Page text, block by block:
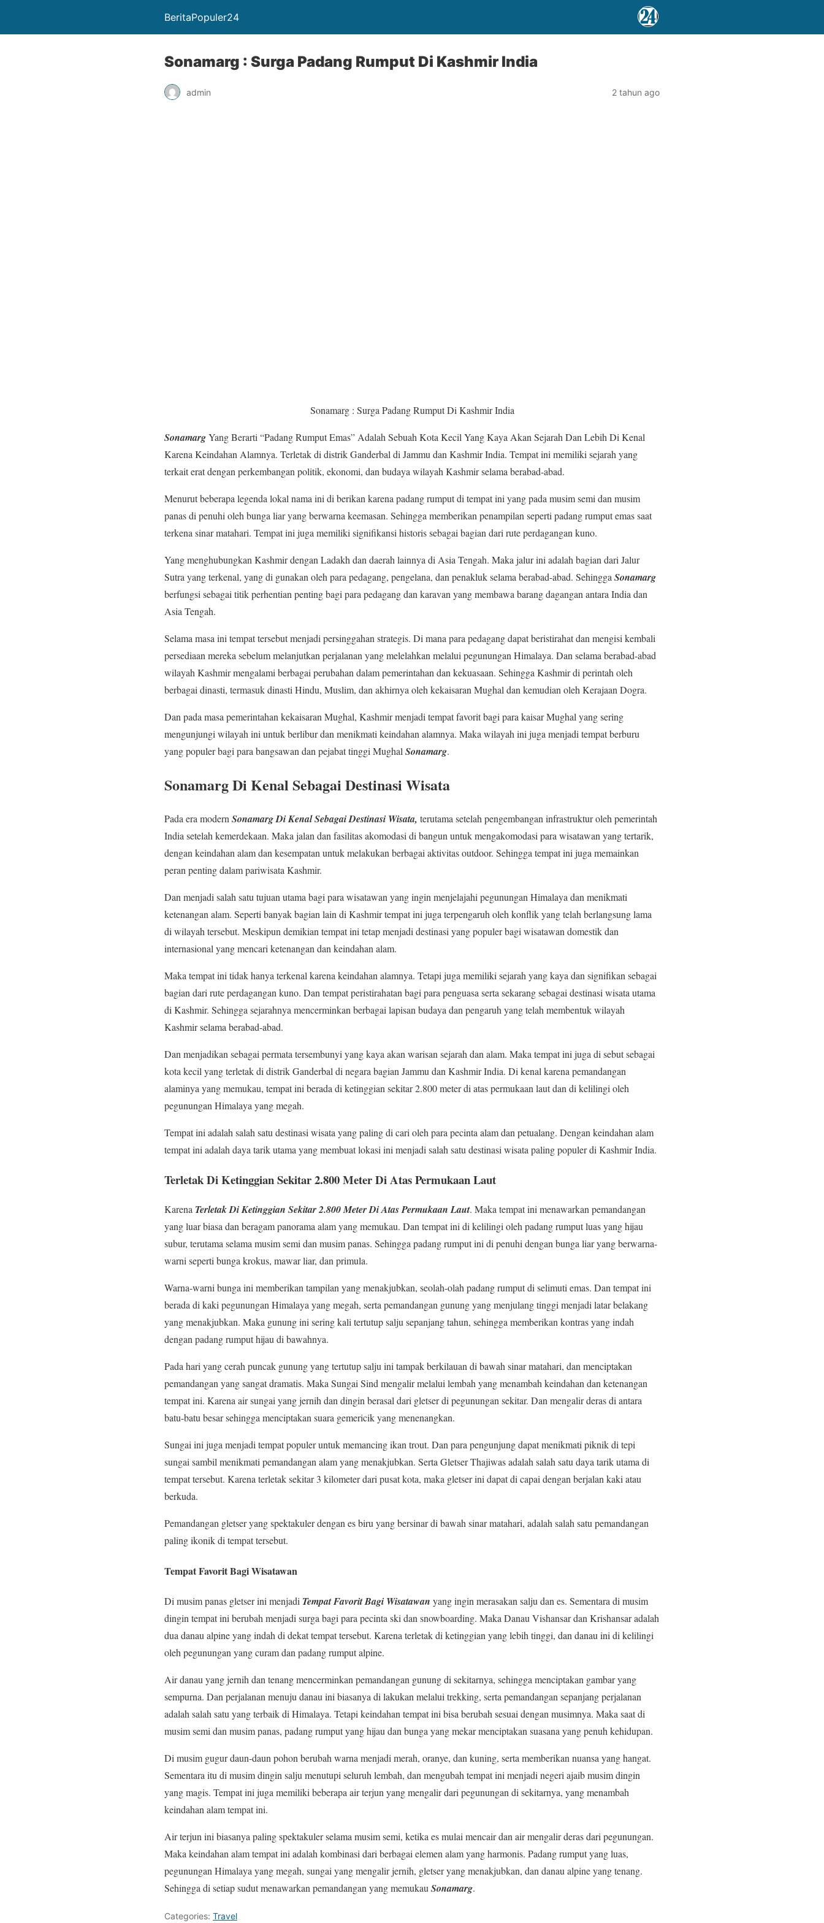
BeritaPopuler24
Sonamarg : Surga Padang Rumput Di Kashmir India
admin 2 tahun ago
Sonamarg : Surga Padang Rumput Di Kashmir India
SonamargYang Berarti “Padang Rumput Emas” Adalah Sebuah Kota Kecil Yang Kaya Akan Sejarah Dan Lebih Di Kenal
Karena Keindahan Alamnya. Terletak di distrik Ganderbal di Jammu dan Kashmir India. Tempat ini memiliki sejarah yang
terkait erat dengan perkembangan politik, ekonomi, dan budaya wilayah Kashmir selama berabad-abad.
Menurut beberapa legenda lokal nama ini di berikan karena padang rumput di tempat ini yang pada musim semi dan musim
panas di penuhi oleh bunga liar yang berwarna keemasan. Sehingga memberikan penampilan seperti padang rumput emas saat
terkena sinar matahari. Tempat ini juga memiliki signifikansi historis sebagai bagian dari rute perdagangan kuno.
Yang menghubungkan Kashmir dengan Ladakh dan daerah lainnya di Asia Tengah. Maka jalur ini adalah bagian dari Jalur
Sutra yang terkenal, yang di gunakan oleh para pedagang, pengelana, dan penakluk selama berabad-abad. Sehingga Sonamarg
berfungsi sebagai titik perhentian penting bagi para pedagang dan karavan yang membawa barang dagangan antara India dan
Asia Tengah.
Selama masa ini tempat tersebut menjadi persinggahan strategis. Di mana para pedagang dapat beristirahat dan mengisi kembali
persediaan mereka sebelum melanjutkan perjalanan yang melelahkan melalui pegunungan Himalaya. Dan selama berabad-abad
wilayah Kashmir mengalami berbagai perubahan dalam pemerintahan dan kekuasaan. Sehingga Kashmir di perintah oleh
berbagai dinasti, termasuk dinasti Hindu, Muslim, dan akhirnya oleh kekaisaran Mughal dan kemudian oleh Kerajaan Dogra.
Dan pada masa pemerintahan kekaisaran Mughal, Kashmir menjadi tempat favorit bagi para kaisar Mughal yang sering
mengunjungi wilayah ini untuk berlibur dan menikmati keindahan alamnya. Maka wilayah ini juga menjadi tempat berburu
yang populer bagi para bangsawan dan pejabat tinggi Mughal Sonamarg.
Sonamarg Di Kenal Sebagai Destinasi Wisata
Pada era modern Sonamarg Di Kenal Sebagai Destinasi Wisata, terutama setelah pengembangan infrastruktur oleh pemerintah
India setelah kemerdekaan. Maka jalan dan fasilitas akomodasi di bangun untuk mengakomodasi para wisatawan yang tertarik,
dengan keindahan alam dan kesempatan untuk melakukan berbagai aktivitas outdoor. Sehingga tempat ini juga memainkan
peran penting dalam pariwisata Kashmir.
Dan menjadi salah satu tujuan utama bagi para wisatawan yang ingin menjelajahi pegunungan Himalaya dan menikmati
ketenangan alam. Seperti banyak bagian lain di Kashmir tempat ini juga terpengaruh oleh konflik yang telah berlangsung lama
di wilayah tersebut. Meskipun demikian tempat ini tetap menjadi destinasi yang populer bagi wisatawan domestik dan
internasional yang mencari ketenangan dan keindahan alam.
Maka tempat ini tidak hanya terkenal karena keindahan alamnya. Tetapi juga memiliki sejarah yang kaya dan signifikan sebagai
bagian dari rute perdagangan kuno. Dan tempat peristirahatan bagi para penguasa serta sekarang sebagai destinasi wisata utama
di Kashmir. Sehingga sejarahnya mencerminkan berbagai lapisan budaya dan pengaruh yang telah membentuk wilayah
Kashmir selama berabad-abad.
Dan menjadikan sebagai permata tersembunyi yang kaya akan warisan sejarah dan alam. Maka tempat ini juga di sebut sebagai
kota kecil yang terletak di distrik Ganderbal di negara bagian Jammu dan Kashmir India. Di kenal karena pemandangan
alaminya yang memukau, tempat ini berada di ketinggian sekitar 2.800 meter di atas permukaan laut dan di kelilingi oleh
pegunungan Himalaya yang megah.
Tempat ini adalah salah satu destinasi wisata yang paling di cari oleh para pecinta alam dan petualang. Dengan keindahan alam
tempat ini adalah daya tarik utama yang membuat lokasi ini menjadi salah satu destinasi wisata paling populer di Kashmir India.
Terletak Di Ketinggian Sekitar 2.800 Meter Di Atas Permukaan Laut
Karena Terletak Di Ketinggian Sekitar 2.800 Meter Di Atas Permukaan Laut. Maka tempat ini menawarkan pemandangan
yang luar biasa dan beragam panorama alam yang memukau. Dan tempat ini di kelilingi oleh padang rumput luas yang hijau
subur, terutama selama musim semi dan musim panas. Sehingga padang rumput ini di penuhi dengan bunga liar yang berwarna-
warni seperti bunga krokus, mawar liar, dan primula.
Warna-warni bunga ini memberikan tampilan yang menakjubkan, seolah-olah padang rumput di selimuti emas. Dan tempat ini
berada di kaki pegunungan Himalaya yang megah, serta pemandangan gunung yang menjulang tinggi menjadi latar belakang
yang menakjubkan. Maka gunung ini sering kali tertutup salju sepanjang tahun, sehingga memberikan kontras yang indah
dengan padang rumput hijau di bawahnya.
Pada hari yang cerah puncak gunung yang tertutup salju ini tampak berkilauan di bawah sinar matahari, dan menciptakan
pemandangan yang sangat dramatis. Maka Sungai Sind mengalir melalui lembah yang menambah keindahan dan ketenangan
tempat ini. Karena air sungai yang jernih dan dingin berasal dari gletser di pegunungan sekitar. Dan mengalir deras di antara
batu-batu besar sehingga menciptakan suara gemericik yang menenangkan.
Sungai ini juga menjadi tempat populer untuk memancing ikan trout. Dan para pengunjung dapat menikmati piknik di tepi
sungai sambil menikmati pemandangan alam yang menakjubkan. Serta Gletser Thajiwas adalah salah satu daya tarik utama di
tempat tersebut. Karena terletak sekitar 3 kilometer dari pusat kota, maka gletser ini dapat di capai dengan berjalan kaki atau
berkuda.
Pemandangan gletser yang spektakuler dengan es biru yang bersinar di bawah sinar matahari, adalah salah satu pemandangan
paling ikonik di tempat tersebut.
Tempat Favorit Bagi Wisatawan
Di musim panas gletser ini menjadi Tempat Favorit Bagi Wisatawan yang ingin merasakan salju dan es. Sementara di musim
dingin tempat ini berubah menjadi surga bagi para pecinta ski dan snowboarding. Maka Danau Vishansar dan Krishansar adalah
dua danau alpine yang indah di dekat tempat tersebut. Karena terletak di ketinggian yang lebih tinggi, dan danau ini di kelilingi
oleh pegunungan yang curam dan padang rumput alpine.
Air danau yang jernih dan tenang mencerminkan pemandangan gunung di sekitarnya, sehingga menciptakan gambar yang
sempurna. Dan perjalanan menuju danau ini biasanya di lakukan melalui trekking, serta pemandangan sepanjang perjalanan
adalah salah satu yang terbaik di Himalaya. Tetapi keindahan tempat ini bisa berubah sesuai dengan musimnya. Maka saat di
musim semi dan musim panas, padang rumput yang hijau dan bunga yang mekar menciptakan suasana yang penuh kehidupan.
Di musim gugur daun-daun pohon berubah warna menjadi merah, oranye, dan kuning, serta memberikan nuansa yang hangat.
Sementara itu di musim dingin salju menutupi seluruh lembah, dan mengubah tempat ini menjadi negeri ajaib musim dingin
yang magis. Tempat ini juga memiliki beberapa air terjun yang mengalir dari pegunungan di sekitarnya, yang menambah
keindahan alam tempat ini.
Air terjun ini biasanya paling spektakuler selama musim semi, ketika es mulai mencair dan air mengalir deras dari pegunungan.
Maka keindahan alam tempat ini adalah kombinasi dari berbagai elemen alam yang harmonis. Padang rumput yang luas,
pegunungan Himalaya yang megah, sungai yang mengalir jernih, gletser yang menakjubkan, dan danau alpine yang tenang.
Sehingga di setiap sudut menawarkan pemandangan yang memukau Sonamarg.
Categories: Travel